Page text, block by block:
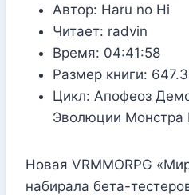
Автор: Haru no Hi
Читает: radvin
Время: 04:41:58
Размер книги:
Цикл: Апофеоз
Эволюции
Новая VRMMORPG
набирала бета-